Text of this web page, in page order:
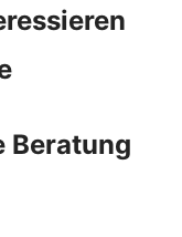
Beratung